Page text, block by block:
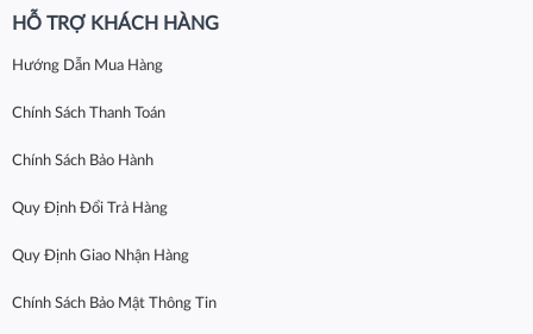
HỖ TRỢ KHÁCH HÀNG
Hướng Dẫn Mua Hàng
Chính Sách Thanh Toán
Chính Sách Bảo Hành
Quy Định Đổi Trả Hàng
Quy Định Giao Nhận Hàng
Chính Sách Bảo Mật Thông Tin